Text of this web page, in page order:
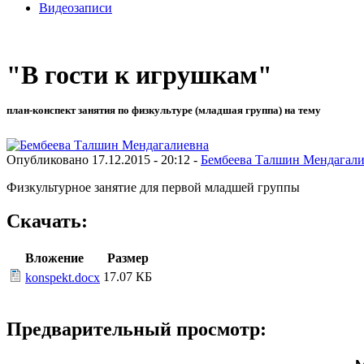
Видеозаписи
"В гости к игрушкам"
план-конспект занятия по физкультуре (младшая группа) на тему
Опубликовано 17.12.2015 - 20:12 - Бембеева Талшин
Физкультурное занятие для первой младшей группы
Скачать:
Вложение
Размер
konspekt.docx 17.07 КБ
Предварительный просмотр: